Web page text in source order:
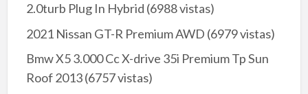
2.0turb Plug In Hybrid (6988 vistas)
2021 Nissan GT-R Premium AWD (6979 vistas)
Bmw X5 3.000 Cc X-drive 35i Premium Tp Sun
Roof 2013(6757 vistas)